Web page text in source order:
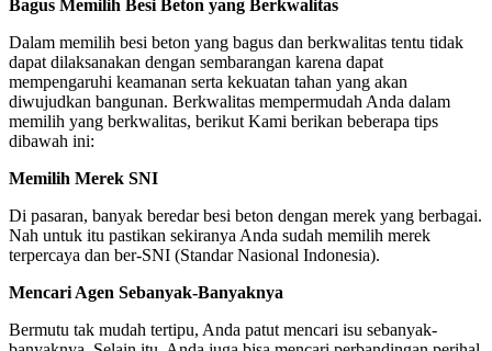
Bagus Memilih Besi Beton yang Berkwalitas
Dalam memilih besi beton yang bagus dan berkwalitas tentu tidak
dapat dilaksanakan dengan sembarangan karena dapat
mempengaruhi keamanan serta kekuatan tahan yang akan
diwujudkan bangunan. Berkwalitas mempermudah Anda dalam
memilih yang berkwalitas, berikut Kami berikan beberapa tips
dibawah ini:
Memilih Merek SNI
Di pasaran, banyak beredar besi beton dengan merek yang berbagai.
Nah untuk itu pastikan sekiranya Anda sudah memilih merek
terpercaya dan ber-SNI (Standar Nasional Indonesia).
Mencari Agen Sebanyak-Banyaknya
Bermutu tak mudah tertipu, Anda patut mencari isu sebanyak-